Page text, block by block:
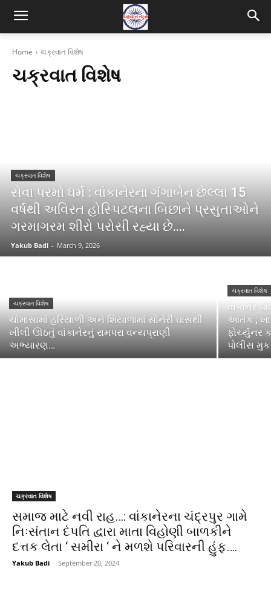
Home ચક્રવાત વિશેષ
ચક્રવાત વિશેષ
ચક્રવાત વિશેષ
સેવા પરમો ધર્મ : વાંકાનેરના ગંગાબેન છેલ્લા 15
વર્ષથી અવિરત હોસ્પિટલના બિછાને પ્રસુતાઓને
ગરમાગરમ શીરો પરોસી રહ્યા છે….
Yakub Badi - March 9, 2026
ચક્રવાત વિશેષ
ચોમાસામાં હરિયાળી અને શિયાળામાં સોનેરી ઘાસથી
ખીલી ઊઠતું વાંકાનેરનું રામપરા વન્યપ્રાણી
અભ્યારણ…
ચક્રવાત વિશેષ
વાંકાનેર
આતંક ;
ફોર્ચ્યુનર
પોલીસ
ચક્રવાત વિશેષ
સમાજ માટે નવી રાહ…: વાંકાનેરના ચંદ્રપુર ગામે
નિઃસંતાન દંપતિ દ્વારા માતા વિહોણી બાળકીને
દત્તક લેતા ‘ સમીરા ‘ ને મળશે પરિવારની હુંફ….
Yakub Badi - September 20, 2024